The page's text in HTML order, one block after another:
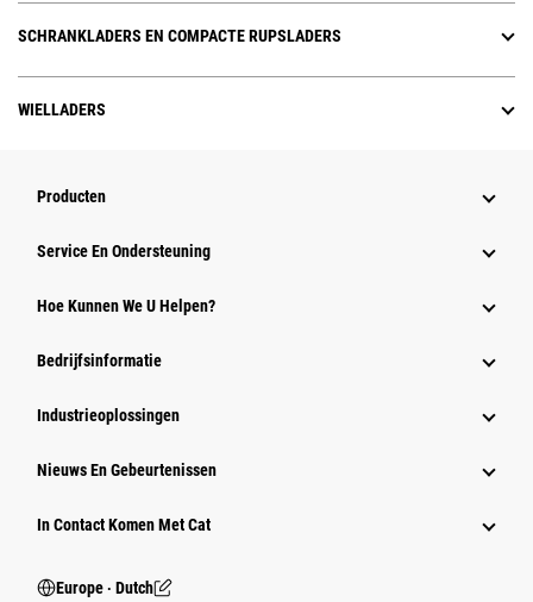
SCHRANKLADERS EN COMPACTE RUPSLADERS
WIELLADERS
Producten
Service En Ondersteuning
Hoe Kunnen We U Helpen?
Bedrijfsinformatie
Industrieoplossingen
Nieuws En Gebeurtenissen
In Contact Komen Met Cat
Europe ‧ Dutch